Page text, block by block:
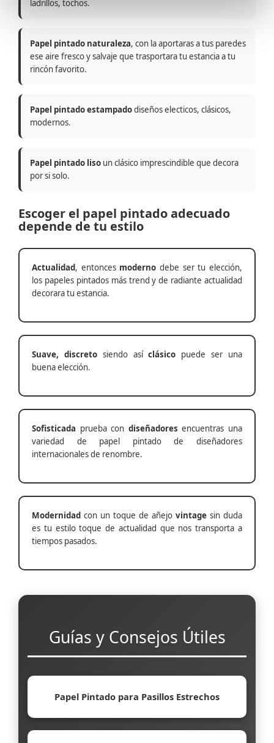
ladrillos, tochos.
Papel pintado naturaleza, con la aportaras a tus paredes
ese aire fresco y salvaje que trasportara tu estancia a tu
rincón favorito.
Papel pintado estampadodiseños electicos, clásicos,
modernos.
Papel pintado liso un clásico imprescindible que decora
por si solo.
Escoger el papel pintado adecuado
depende de tu estilo
Actualidad, entonces moderno debe ser tu elección,
los papeles pintados más trend y de radiante actualidad
decorara tu estancia.
Suave, discretosiendo asíclásico puede ser una
buena elección.
Sofisticada prueba con diseñadores encuentras una
variedad de papel pintado de diseñadores
internacionales de renombre.
Modernidad con un toque de añejo vintage sin duda
es tu estilo toque de actualidad que nos transporta a
tiempos pasados.
Guías y Consejos Útiles
Papel Pintado para Pasillos Estrechos